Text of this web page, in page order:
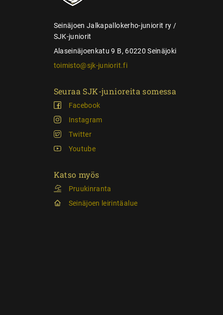
Seinäjoen Jalkapallokerho-juniorit ry /
SJK-juniorit
Alaseinäjoenkatu 9 B, 60220 Seinäjoki
toimisto@sjk-juniorit.fi
Seuraa SJK-junioreita somessa
Facebook
Instagram
Twitter
Youtube
Katso myös
Pruukinranta
Seinäjoen leirintäalue